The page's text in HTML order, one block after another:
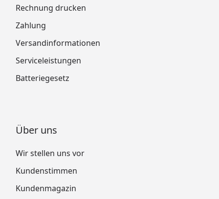
Rechnung drucken
Zahlung
Versandinformationen
Serviceleistungen
Batteriegesetz
Über uns
Wir stellen uns vor
Kundenstimmen
Kundenmagazin